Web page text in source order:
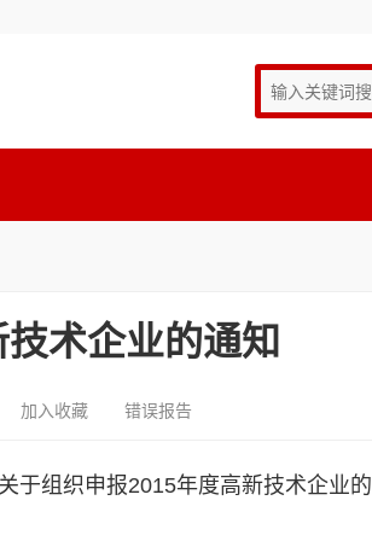
术企业的通知
加入收藏 错误报告
于组织申报2015年度高新技术企业的